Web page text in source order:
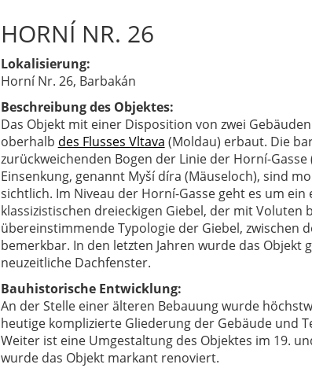
HORNÍ NR. 26
Lokalisierung:
Horní Nr. 26, Barbakán
Beschreibung des Objektes:
Das Objekt mit einer Disposition von zwei
oberhalb des Flusses Vltava (Moldau) erbaut. Die
zurückweichenden Bogen der Linie der Horní-
Einsenkung, genannt Myší díra (Mäuseloch), sind
sichtlich. Im Niveau der Horní-Gasse geht es um
klassizistischen dreieckigen Giebel, der mit Voluten
übereinstimmende Typologie der Giebel, zwischen
bemerkbar. In den letzten Jahren wurde das Objekt
neuzeitliche Dachfenster.
Bauhistorische Entwicklung:
An der Stelle einer älteren Bebauung wurde
heutige komplizierte Gliederung der Gebäude und
Weiter ist eine Umgestaltung des Objektes im 19.
wurde das Objekt markant renoviert.